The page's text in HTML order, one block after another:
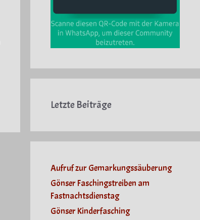
Letzte Beiträge
Aufruf zur Gemarkungssäuberung
Gönser Faschingstreiben am
Fastnachtsdienstag
Gönser Kinderfasching